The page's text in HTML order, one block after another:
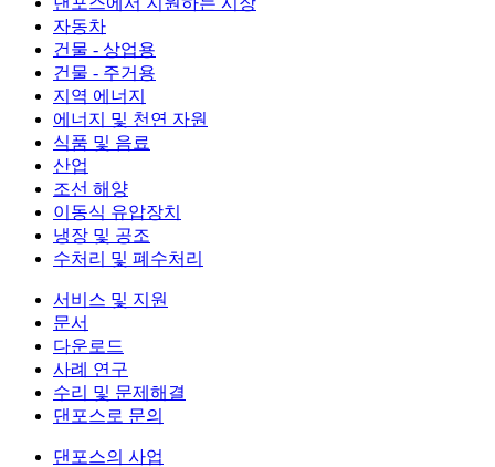
자동차
건물 - 상업용
건물 - 주거용
지역 에너지
에너지 및 천연 자원
식품 및 음료
산업
조선 해양
이동식 유압장치
냉장 및 공조
수처리 및 폐수처리
서비스 및 지원
문서
다운로드
사례 연구
수리 및 문제해결
댄포스로 문의
댄포스의 사업